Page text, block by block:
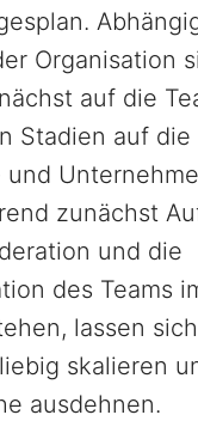
Organisation
auf die
Stadien auf die
und
zunächst
und die
des Teams
lassen
skalieren
ausdehnen.